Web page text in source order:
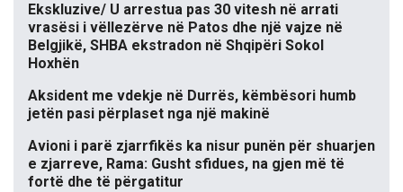
Ekskluzive/ U arrestua pas 30 vitesh në arrati
vrasësi i vëllezërve në Patos dhe një vajze në
Belgjikë, SHBA ekstradon në Shqipëri Sokol
Hoxhën
Aksident me vdekje në Durrës, këmbësori humb
jetën pasi përplaset nga një makinë
Avioni i parë zjarrfikës ka nisur punën për shuarjen
e zjarreve, Rama: Gusht sfidues, na gjen më të
fortë dhe të përgatitur